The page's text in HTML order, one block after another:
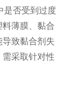
否受到过度
薄膜、黏合
致黏合剂失
采取针对性